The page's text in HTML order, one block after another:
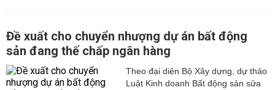
Đề xuất cho chuyển nhượng dự án bất động
sản đang thế chấp ngân hàng
Theo đại diện Bộ Xây dựng, dự thảo
Luật Kinh doanh Bất động sản sửa